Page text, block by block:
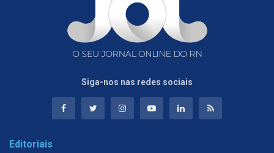
Siga-nos nas redes sociais
Editoriais